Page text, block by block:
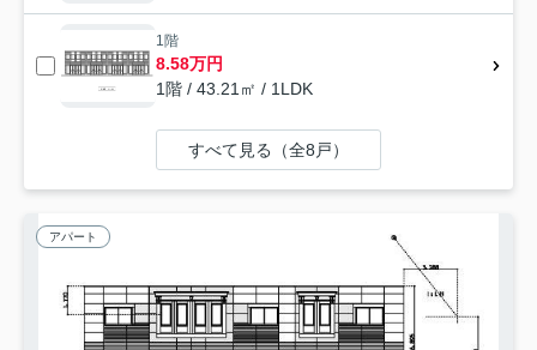
1階
8.58万円
1階 / 43.21㎡ / 1LDK
すべて見る（全8戸）
アパート